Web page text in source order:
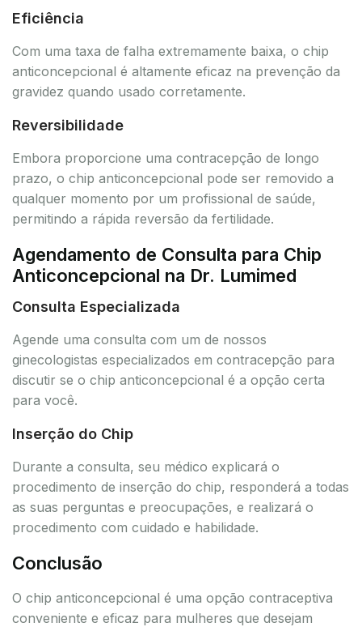
Eficiência
Com uma taxa de falha extremamente baixa, o chip
anticoncepcional é altamente eficaz na prevenção da
gravidez quando usado corretamente.
Reversibilidade
Embora proporcione uma contracepção de longo
prazo, o chip anticoncepcional pode ser removido a
qualquer momento por um profissional de saúde,
permitindo a rápida reversão da fertilidade.
Agendamento de Consulta para Chip
Anticoncepcional na Dr. Lumimed
Consulta Especializada
Agende uma consulta com um de nossos
ginecologistas especializados em contracepção para
discutir se o chip anticoncepcional é a opção certa
para você.
Inserção do Chip
Durante a consulta, seu médico explicará o
procedimento de inserção do chip, responderá a todas
as suas perguntas e preocupações, e realizará o
procedimento com cuidado e habilidade.
Conclusão
O chip anticoncepcional é uma opção contraceptiva
conveniente e eficaz para mulheres que desejam